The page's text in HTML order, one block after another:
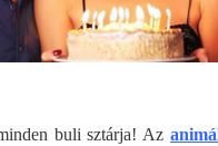
buli sztárja! Az